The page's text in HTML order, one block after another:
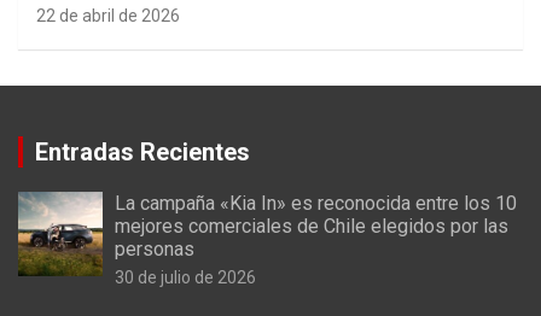
22 de abril de 2026
Entradas Recientes
La campaña «Kia In» es reconocida entre los 10
mejores comerciales de Chile elegidos por las
personas
30 de julio de 2026